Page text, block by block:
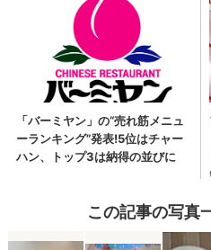
この記事の写真